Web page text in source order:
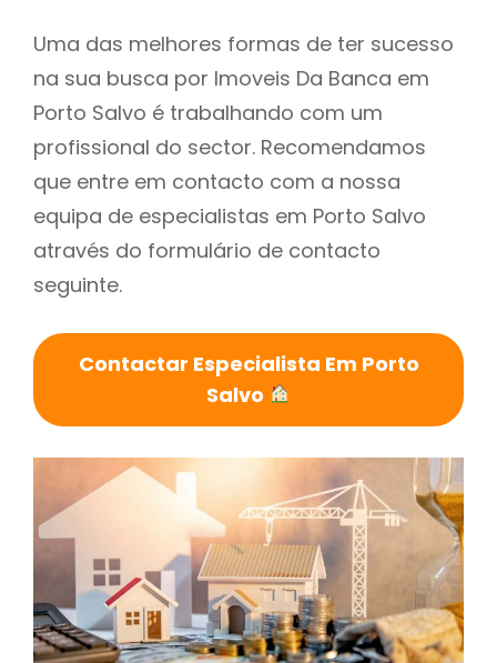
Uma das melhores formas de ter sucesso
na sua busca por Imoveis Da Banca em
Porto Salvo é trabalhando com um
profissional do sector. Recomendamos
que entre em contacto com a nossa
equipa de especialistas em Porto Salvo
através do formulário de contacto
seguinte.
Contactar Especialista Em Porto
Salvo